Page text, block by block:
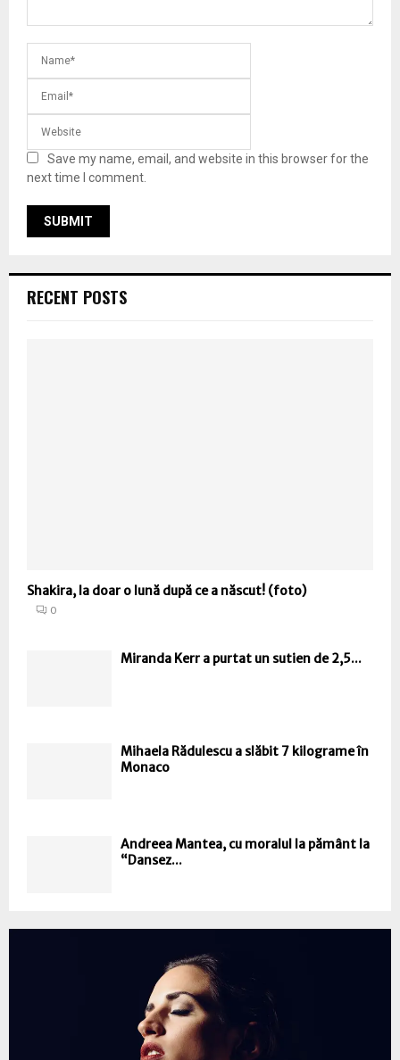
Save my name, email, and website in this browser for the
next time I comment.
RECENT POSTS
Shakira, la doar o lună după ce a născut! (foto)
0
Miranda Kerr a purtat un sutien de 2,5...
Mihaela Rădulescu a slăbit 7 kilograme în
Monaco
Andreea Mantea, cu moralul la pământ la
“Dansez...